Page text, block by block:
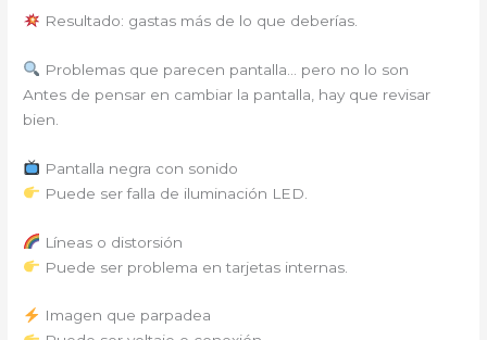
Resultado: gastas más de lo que deberías.
Problemas que parecen pantalla… pero no lo son
Antes de pensar en cambiar la pantalla, hay que revisar
bien.
Pantalla negra con sonido
Puede ser falla de iluminación LED.
Líneas o distorsión
Puede ser problema en tarjetas internas.
Imagen que parpadea